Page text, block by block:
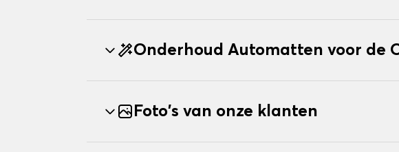
Onderhoud Automatten voor de
Foto's van onze klanten